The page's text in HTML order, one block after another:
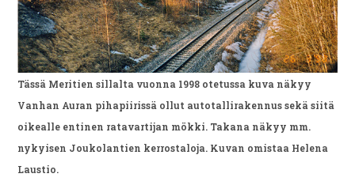
Tässä Meritien sillalta vuonna 1998 otetussa kuva näkyy
Vanhan Auran pihapiirissä ollut autotallirakennus sekä siitä
oikealle entinen ratavartijan mökki. Takana näkyy mm.
nykyisen Joukolantien kerrostaloja. Kuvan omistaa Helena
Laustio.